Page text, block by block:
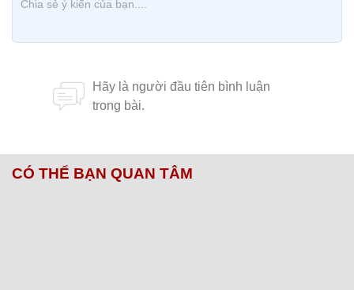
CÓ THỂ BẠN QUAN TÂM